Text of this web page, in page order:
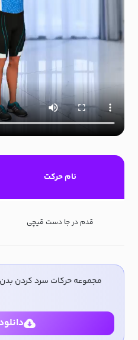
نام حرکت
قدم در جا دست قیچی
مجموعه حرکات سرد کردن